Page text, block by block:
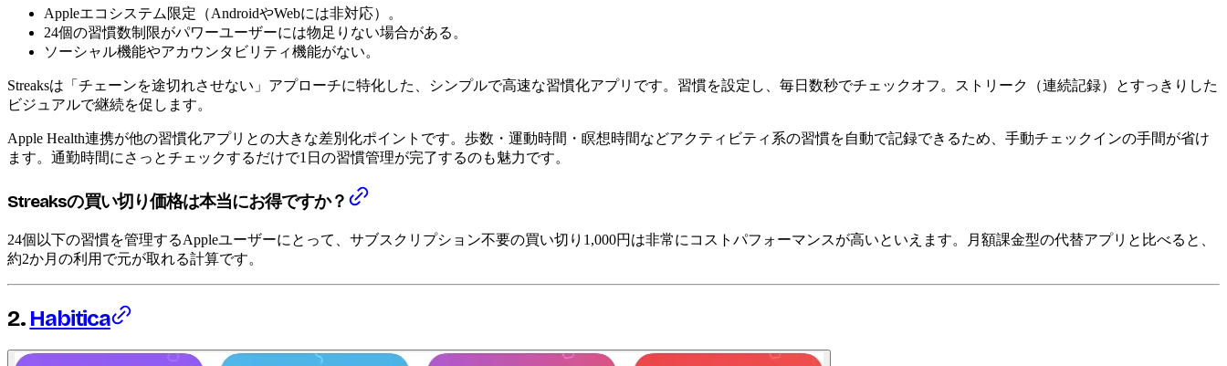
Appleエコシステム限定（AndroidやWebには非対応）。
24個の習慣数制限がパワーユーザーには物足りない場合がある。
ソーシャル機能やアカウンタビリティ機能がない。
Streaksは「チェーンを途切れさせない」アプローチに特化した、シンプルで高速な習慣化アプリです。習慣を設定し、毎日数秒でチェックオフ。ストリーク（連続記録）とすっきりした
ビジュアルで継続を促します。
Apple Health連携が他の習慣化アプリとの大きな差別化ポイントです。歩数・運動時間・瞑想時間などアクティビティ系の習慣を自動で記録できるため、手動チェックインの手間が省け
ます。通勤時間にさっとチェックするだけで1日の習慣管理が完了するのも魅力です。
Streaksの買い切り価格は本当にお得ですか？
24個以下の習慣を管理するAppleユーザーにとって、サブスクリプション不要の買い切り1,000円は非常にコストパフォーマンスが高いといえます。月額課金型の代替アプリと比べると、
約2か月の利用で元が取れる計算です。
2. Habitica